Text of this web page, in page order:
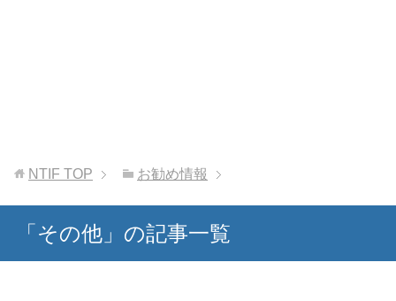
NTIF TOP お勧め情報
「その他」の記事一覧